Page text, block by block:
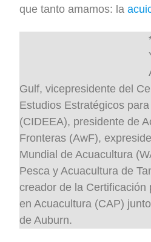
que tanto amamos: la
Gulf, vicepresidente del
Estudios Estratégicos
(CIDEEA), presidente de
Fronteras (AwF),
Mundial de Acuacultura
Pesca y Acuacultura de
creador de la Certificación
en Acuacultura (CAP)
de Auburn.